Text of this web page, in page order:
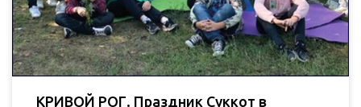
КРИВОЙ РОГ. Праздник Суккот в